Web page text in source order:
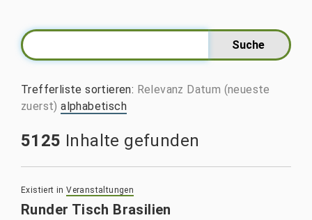
Trefferliste sortieren: Relevanz Datum (neueste
zuerst) alphabetisch
5125 Inhalte gefunden
Existiert in Veranstaltungen
Runder Tisch Brasilien